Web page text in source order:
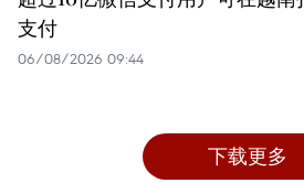
支付
06/08/2026 09:44
下载更多